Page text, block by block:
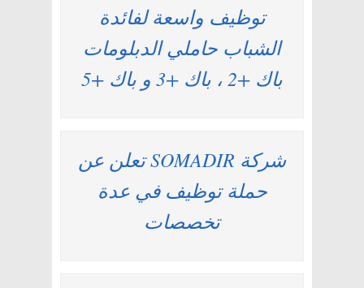
توظيف واسعة لفائدة
الشباب حاملي الدبلومات
باك +2 ، باك +3 و باك +5
شركة SOMADIR تعلن عن
حملة توظيف في عدة
تخصصات